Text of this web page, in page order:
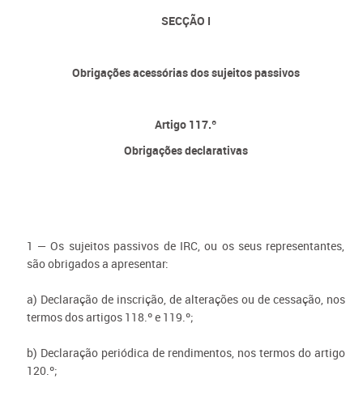
SECÇÃO I
Obrigações acessórias dos sujeitos passivos
Artigo 117.º
Obrigações declarativas
1 — Os sujeitos passivos de IRC, ou os seus representantes,
são obrigados a apresentar:
a) Declaração de inscrição, de alterações ou de cessação, nos
termos dos artigos 118.º e 119.º;
b) Declaração periódica de rendimentos, nos termos do artigo
120.º;